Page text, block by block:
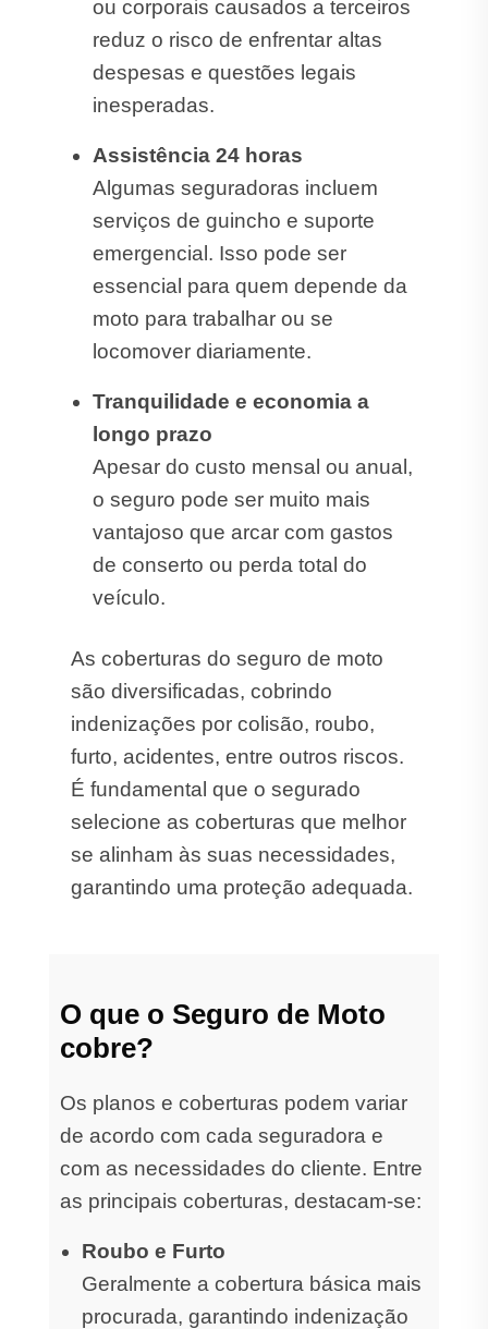
ou corporais causados a terceiros
reduz o risco de enfrentar altas
despesas e questões legais
inesperadas.
Assistência 24 horas
Algumas seguradoras incluem
serviços de guincho e suporte
emergencial. Isso pode ser
essencial para quem depende da
moto para trabalhar ou se
locomover diariamente.
Tranquilidade e economia a
longo prazo
Apesar do custo mensal ou anual,
o seguro pode ser muito mais
vantajoso que arcar com gastos
de conserto ou perda total do
veículo.
As coberturas do seguro de moto
são diversificadas, cobrindo
indenizações por colisão, roubo,
furto, acidentes, entre outros riscos.
É fundamental que o segurado
selecione as coberturas que melhor
se alinham às suas necessidades,
garantindo uma proteção adequada.
O que o Seguro de Moto
cobre?
Os planos e coberturas podem variar
de acordo com cada seguradora e
com as necessidades do cliente. Entre
as principais coberturas, destacam-se:
Roubo e Furto
Geralmente a cobertura básica mais
procurada, garantindo indenização